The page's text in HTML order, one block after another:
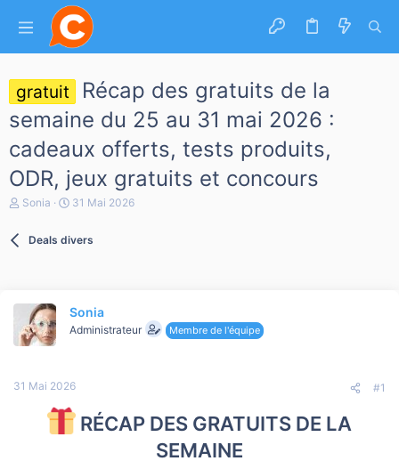
gratuit
Récap des gratuits de la
semaine du 25 au 31 mai 2026 :
cadeaux offerts, tests produits,
ODR, jeux gratuits et concours
A
e
a
d
c
Sonia
D
e
b
u
31 Mai 2026
Deals divers
Sonia
Administrateur Membre de l'équipe
31 Mai 2026 #1
RÉCAP DES GRATUITS DE LA
SEMAINE